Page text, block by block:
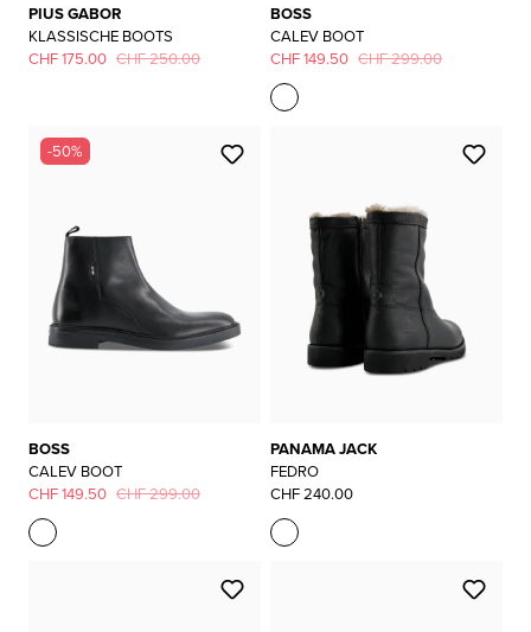
KLASSISCHE BOOTS
PIUS GABOR
CHF 175.00 CHF 250.00
CALEV BOOT
BOSS
CHF 149.50 CHF 299.00
-50%
CALEV BOOT
BOSS
CHF 149.50 CHF 299.00
FEDRO
PANAMA JACK
CHF 240.00